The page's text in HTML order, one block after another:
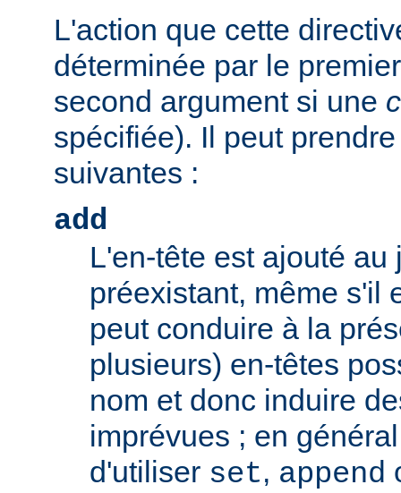
L'action que cette
déterminée par le
second argument si une
spécifiée). Il peut
suivantes :
add
L'en-tête est ajouté au
préexistant, même s'il
peut conduire à la
plusieurs) en-têtes
nom et donc induire
imprévues ; en
d'utiliser set, append